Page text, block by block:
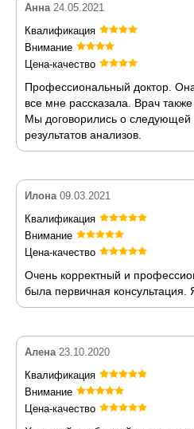
Анна 24.05.2021
Квалификация
Внимание
Цена-качество
Профессиональный доктор.
все мне рассказала. Врач
Мы договорились о следующей
результатов анализов.
Илона 09.03.2021
Квалификация
Внимание
Цена-качество
Очень корректный и
была первичная консультация.
Алена 23.10.2020
Квалификация
Внимание
Цена-качество